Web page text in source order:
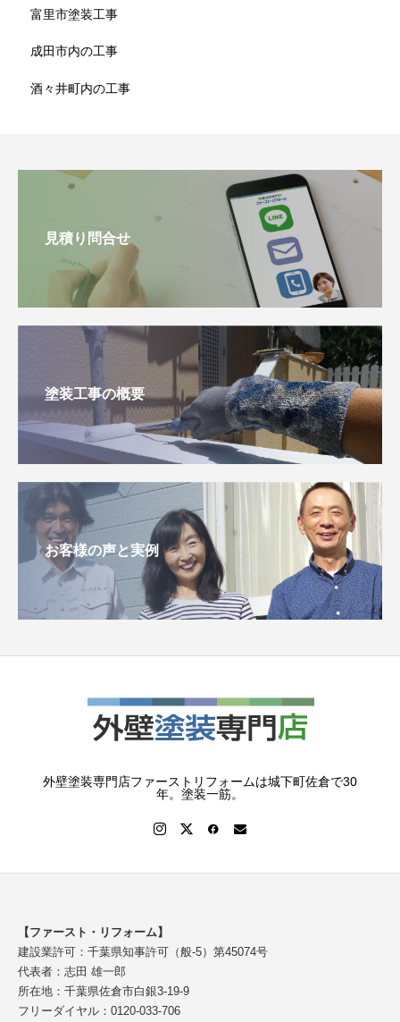
富里市塗装工事
成田市内の工事
酒々井町内の工事
見積り問合せ
塗装工事の概要
お客様の声と実例
外壁塗装専門店ファーストリフォームは城下町佐倉で30
年。塗装一筋。
【ファースト・リフォーム】
建設業許可：千葉県知事許可（般-5）第45074号
代表者：志田 雄一郎
所在地：千葉県佐倉市白銀3-19-9
フリーダイヤル：0120-033-706